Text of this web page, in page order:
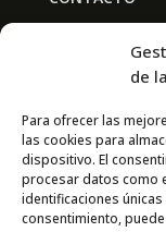
de
Para ofrecer las
las cookies para
dispositivo. El
procesar datos como
identificaciones
consentimiento,
Av. Real
CONTACTO
667 841 238
info@adimur.es